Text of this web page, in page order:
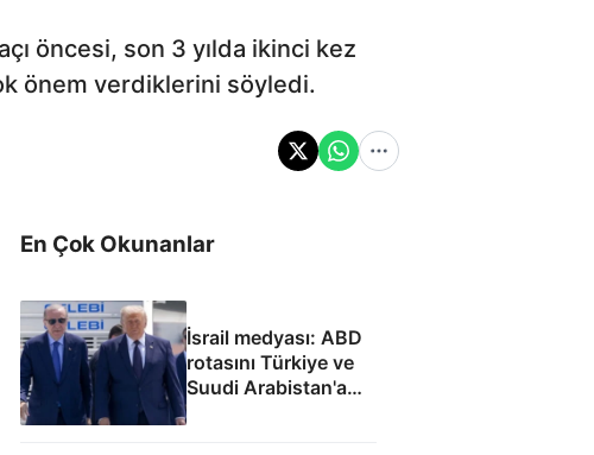
öncesi, son 3 yılda ikinci kez
önem verdiklerini söyledi.
En Çok Okunanlar
İsrail medyası: ABD
rotasını Türkiye ve
Suudi Arabistan'a
çevirdi